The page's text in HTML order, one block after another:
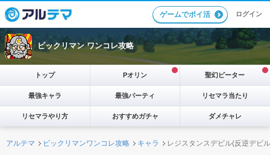
ゲームでポイ活 ログイン
ビックリマン ワンコレ攻略
トップ Pオリン 聖幻ピーター
最強キャラ 最強パーティ リセマラ当たり
リセマラやり方 おすすめガチャ ダメチャレ
アルテマ ビックリマンワンコレ攻略 キャラ レジスタンスデビル(反逆デビ